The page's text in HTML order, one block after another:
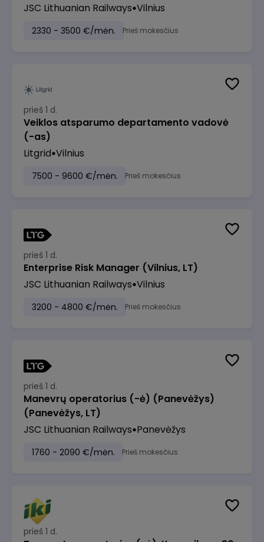
JSC Lithuanian Railways Vilnius
2330 - 3500 €/mėn. Prieš mokesčius
prieš 1 d.
Veiklos atsparumo departamento vadovė
(-as)
Litgrid Vilnius
7500 - 9600 €/mėn. Prieš mokesčius
prieš 1 d.
Enterprise Risk Manager (Vilnius, LT)
JSC Lithuanian Railways Vilnius
3200 - 4800 €/mėn. Prieš mokesčius
prieš 1 d.
Manevrų operatorius (-ė) (Panevėžys)
(Panevėžys, LT)
JSC Lithuanian Railways Panevėžys
1760 - 2090 €/mėn. Prieš mokesčius
prieš 1 d.